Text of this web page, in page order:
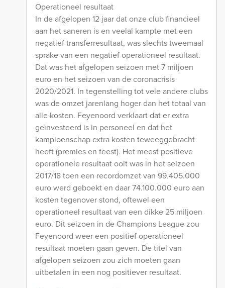
Operationeel resultaat
In de afgelopen 12 jaar dat onze club financieel
aan het saneren is en veelal kampte met een
negatief transferresultaat, was slechts tweemaal
sprake van een negatief operationeel resultaat.
Dat was het afgelopen seizoen met 7 miljoen
euro en het seizoen van de coronacrisis
2020/2021. In tegenstelling tot vele andere clubs
was de omzet jarenlang hoger dan het totaal van
alle kosten. Feyenoord verklaart dat er extra
geïnvesteerd is in personeel en dat het
kampioenschap extra kosten teweeggebracht
heeft (premies en feest). Het meest positieve
operationele resultaat ooit was in het seizoen
2017/18 toen een recordomzet van 99.405.000
euro werd geboekt en daar 74.100.000 euro aan
kosten tegenover stond, oftewel een
operationeel resultaat van een dikke 25 miljoen
euro. Dit seizoen in de Champions League zou
Feyenoord weer een positief operationeel
resultaat moeten gaan geven. De titel van
afgelopen seizoen zou zich moeten gaan
uitbetalen in een nog positiever resultaat.